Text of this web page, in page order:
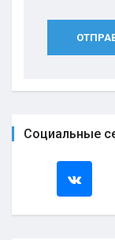
Социальные